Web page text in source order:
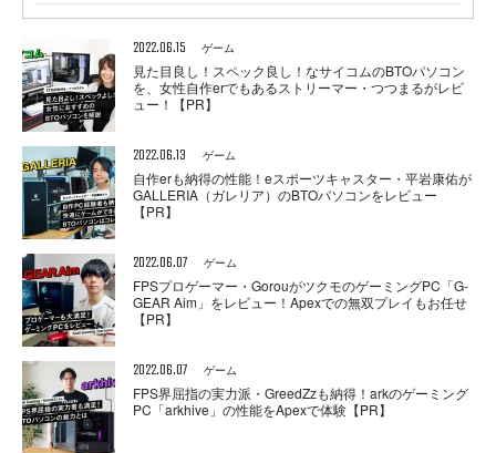
2022.06.15 ゲーム
見た目良し！スペック良し！なサイコムのBTOパソコン
を、女性自作erでもあるストリーマー・つつまるがレビ
ュー！【PR】
2022.06.13 ゲーム
自作erも納得の性能！eスポーツキャスター・平岩康佑が
GALLERIA（ガレリア）のBTOパソコンをレビュー
【PR】
2022.06.07 ゲーム
FPSプロゲーマー・GorouがツクモのゲーミングPC「G-
GEAR Aim」をレビュー！Apexでの無双プレイもお任せ
【PR】
2022.06.07 ゲーム
FPS界屈指の実力派・GreedZzも納得！arkのゲーミング
PC「arkhive」の性能をApexで体験【PR】